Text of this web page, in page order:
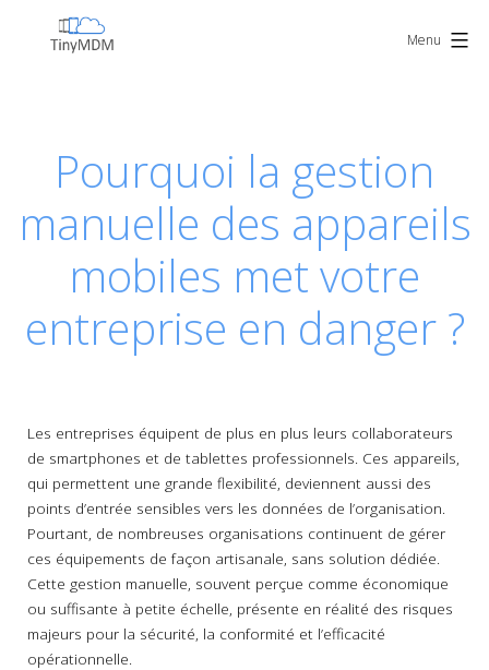
TinyMDM Menu
Pourquoi la gestion
manuelle des appareils
mobiles met votre
entreprise en danger ?
Les entreprises équipent de plus en plus leurs collaborateurs
de smartphones et de tablettes professionnels. Ces appareils,
qui permettent une grande flexibilité, deviennent aussi des
points d’entrée sensibles vers les données de l’organisation.
Pourtant, de nombreuses organisations continuent de gérer
ces équipements de façon artisanale, sans solution dédiée.
Cette gestion manuelle, souvent perçue comme économique
ou suffisante à petite échelle, présente en réalité des risques
majeurs pour la sécurité, la conformité et l’efficacité
opérationnelle.